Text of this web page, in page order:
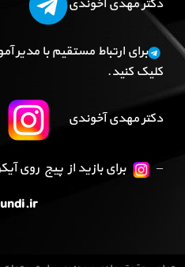
دکتر مهدی آخوندی
برای ارتباط مستقیم با
کلیک کنید.
دکتر مهدی آخوندی
–
برای بازید از پیج روی